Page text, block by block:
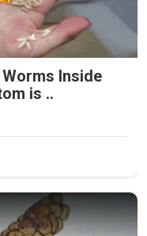
Inside
is ..